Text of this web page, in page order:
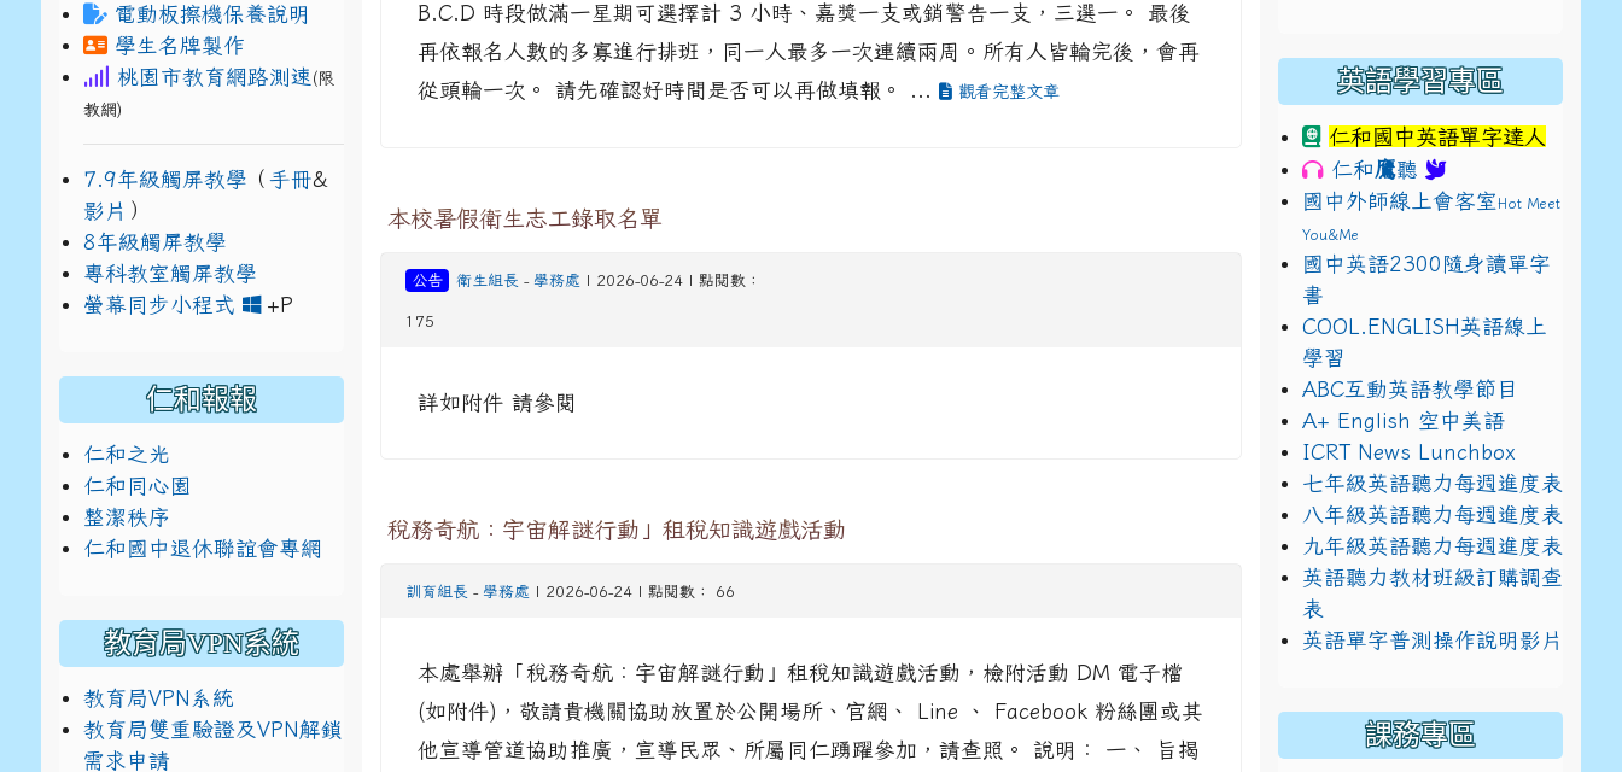
B.C.D 時段做滿一星期可選擇計 3 小時、嘉獎一支或銷警告一支，三選一。 最後
再依報名人數的多寡進行排班，同一人最多一次連續兩周。所有人皆輪完後，會再
從頭輪一次。 請先確認好時間是否可以再做填報。 ...
觀看完整文章
本校暑假衛生志工錄取名單
公告 衛生組長 - 學務處 | 2026-06-24 | 點閱數：
175
詳如附件 請參閱
稅務奇航：宇宙解謎行動」租稅知識遊戲活動
訓育組長 - 學務處 | 2026-06-24 | 點閱數： 66
本處舉辦「稅務奇航：宇宙解謎行動」租稅知識遊戲活動，檢附活動 DM 電子檔
(如附件)，敬請貴機關協助放置於公開場所、官網、 Line 、 Facebook 粉絲團或其
他宣導管道協助推廣，宣導民眾、所屬同仁踴躍參加，請查照。 說明： 一、 旨揭
電動板擦機保養說明
學生名牌製作
桃園市教育網路測速 (限
教網)
7.9年級觸屏教學 （ 手冊&
影片 ）
8年級觸屏教學
專科教室觸屏教學
螢幕同步小程式
+Plink to https://www.jhjhs.tyc.edu.tw/uploads/tad_blocks/file/
link to https://drive.google.com/file/d/1DRAbt49kEePJ5_zYCA1AuLinl3dysZ_8/view?usp=sharing
仁和報報
仁和之光
仁和同心園
整潔秩序
仁和國中退休聯誼會專網
教育局VPN系統
教育局VPN系統
教育局雙重驗證及VPN解鎖
需求申請
英語學習專區
仁和國中英語單字達人
仁和鷹聽
國中外師線上會客室Hot Meet
You&Me
國中英語2300隨身讀單字
書
COOL.ENGLISH英語線上
學習
ABC互動英語教學節目
A+ English 空中美語
ICRT News Lunchbox
七年級英語聽力每週進度表
八年級英語聽力每週進度表
九年級英語聽力每週進度表
英語聽力教材班級訂購調查
表
英語單字普測操作說明影片
課務專區